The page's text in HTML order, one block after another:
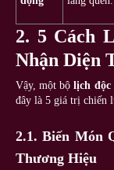
2. 5 Cách
Nhận Diện
Vậy, một bộlịch độc
đây là 5 giá trị chiến
2.1. Biến Món
Thương Hiệu